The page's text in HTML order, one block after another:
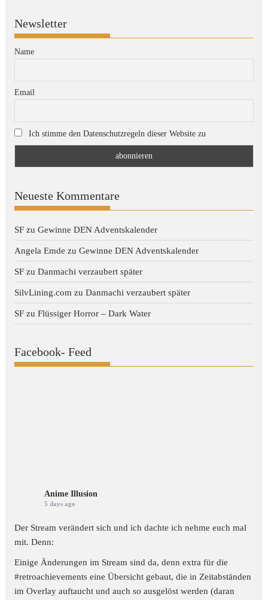
Newsletter
Name
Email
Ich stimme den Datenschutzregeln dieser Website zu
Neueste Kommentare
SF zuGewinne DEN Adventskalender
Angela Emde zuGewinne DEN Adventskalender
SF zuDanmachi verzaubert später
SilvLining.com zuDanmachi verzaubert später
SF zuFlüssiger Horror – Dark Water
Facebook- Feed
Anime Illusion
5 days ago
Der Stream verändert sich und ich dachte ich nehme euch mal
mit. Denn:
Einige Änderungen im Stream sind da, denn extra für die
#retroachievements eine Übersicht gebaut, die in Zeitabständen
im Overlay auftaucht und auch so ausgelöst werden (daran